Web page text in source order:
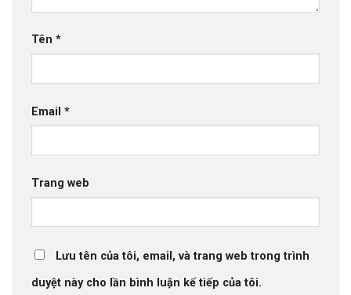
Tên *
Email *
Trang web
Lưu tên của tôi, email, và trang web trong trình
duyệt này cho lần bình luận kế tiếp của tôi.